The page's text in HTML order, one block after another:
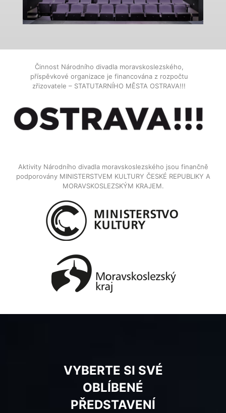
Činnost Národního divadla moravskoslezského,
příspěvkové organizace je financována z rozpočtu
zřizovatele – STATUTARNÍHO MĚSTA OSTRAVA!!!
Aktivity Národního divadla moravskoslezského jsou finančně
podporovány MINISTERSTVEM KULTURY ČESKÉ REPUBLIKY A
MORAVSKOSLEZSKÝM KRAJEM.
VYBERTE SI SVÉ
OBLÍBENÉ
PŘEDSTAVENÍ